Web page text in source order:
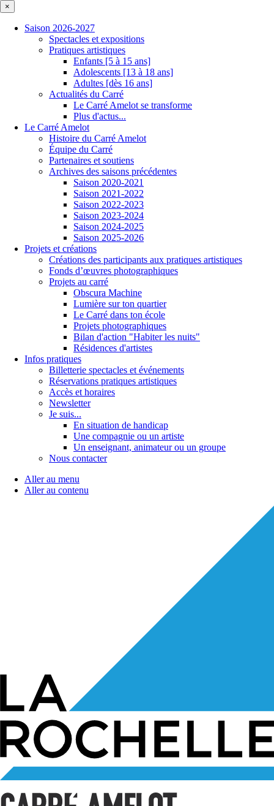
×
Saison 2026-2027
Spectacles et expositions
Pratiques artistiques
Enfants [5 à 15 ans]
Adolescents [13 à 18 ans]
Adultes [dès 16 ans]
Actualités du Carré
Le Carré Amelot se transforme
Plus d'actus...
Le Carré Amelot
Histoire du Carré Amelot
Équipe du Carré
Partenaires et soutiens
Archives des saisons précédentes
Saison 2020-2021
Saison 2021-2022
Saison 2022-2023
Saison 2023-2024
Saison 2024-2025
Saison 2025-2026
Projets et créations
Créations des participants aux pratiques artistiques
Fonds d’œuvres photographiques
Projets au carré
Obscura Machine
Lumière sur ton quartier
Le Carré dans ton école
Projets photographiques
Bilan d'action "Habiter les nuits"
Résidences d'artistes
Infos pratiques
Billetterie spectacles et événements
Réservations pratiques artistiques
Accès et horaires
Newsletter
Je suis...
En situation de handicap
Une compagnie ou un artiste
Un enseignant, animateur ou un groupe
Nous contacter
Aller au menu
Aller au contenu